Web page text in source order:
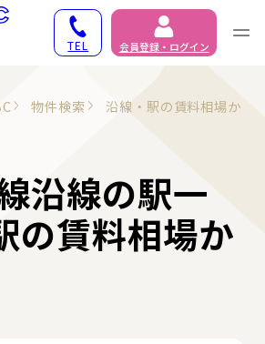
件・貸店舗で
TEL 会員登録・ログイン
物件検索 沿線・駅の賃料相場から
沿線の駅一
の賃料相場か